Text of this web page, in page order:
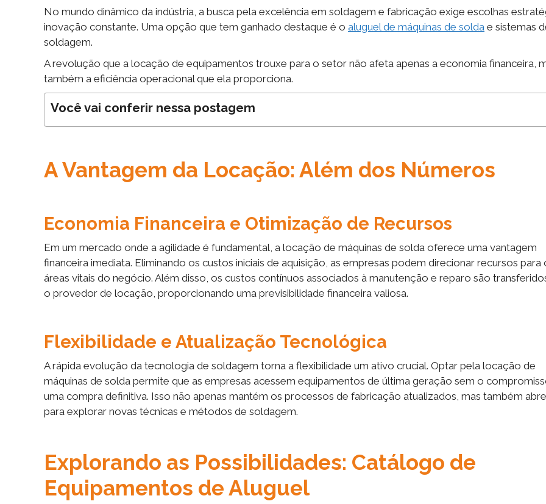
No mundo dinâmico da indústria, a busca pela excelência em soldagem e fabricação exige escolhas
inovação constante. Uma opção que tem ganhado destaque é o aluguel de máquinas de solda e sistemas
soldagem.
A revolução que a locação de equipamentos trouxe para o setor não afeta apenas a economia financeira,
também a eficiência operacional que ela proporciona.
Você vai conferir nessa postagem
A Vantagem da Locação: Além dos Números
Economia Financeira e Otimização de Recursos
Em um mercado onde a agilidade é fundamental, a locação de máquinas de solda oferece uma vantagem
financeira imediata. Eliminando os custos iniciais de aquisição, as empresas podem direcionar recursos para
áreas vitais do negócio. Além disso, os custos contínuos associados à manutenção e reparo são
o provedor de locação, proporcionando uma previsibilidade financeira valiosa.
Flexibilidade e Atualização Tecnológica
A rápida evolução da tecnologia de soldagem torna a flexibilidade um ativo crucial. Optar pela locação de
máquinas de solda permite que as empresas acessem equipamentos de última geração sem o
uma compra definitiva. Isso não apenas mantém os processos de fabricação atualizados, mas também
para explorar novas técnicas e métodos de soldagem.
Explorando as Possibilidades: Catálogo de
Equipamentos de Aluguel